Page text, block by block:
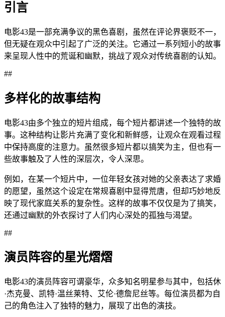
引言
电影43是一部充满争议的黑色喜剧，虽然在评论界褒贬不一，
但无疑在观众中引起了广泛的关注。它通过一系列短小的故事
来呈现人性中的荒诞和幽默，挑战了观众对传统喜剧的认知。
##
多样化的故事结构
电影43由多个独立的短片组成，每个短片都讲述一个独特的故
事。这种结构让影片充满了变化和新鲜感，让观众在观看过程
中保持高度的注意力。虽然很多短片都以搞笑为主，但也有一
些故事触及了人性的深层次，令人深思。
例如，在某一个短片中，一位年轻女孩对她的父亲表达了求婚
的愿望，虽然这个设定在常规喜剧中显得荒唐，但却巧妙地反
映了现代家庭关系的复杂性。这样的故事不仅仅是为了搞笑，
还通过幽默的外衣探讨了人们内心深处的孤独与渴望。
##
演员阵容的星光熠熠
电影43的演员阵容可谓豪华，众多知名明星参与其中，包括休
·杰克曼、凯特·温丝莱特、艾伦·德詹尼丝等。每位演员都为自
己的角色注入了独特的魅力，展现了出色的演技。